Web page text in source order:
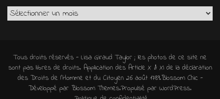
Archives
Tous droits réservés - Lisa Giraud Taylor ; les photos de ce site ne
sont pas libres de droits. Application des Article X & XI de la déclaration
des Droits de l'Homme et du Citoyen 26 août 1789.Blossom Chic -
Développé par Blossom Themes.Propulsé par WordPress.